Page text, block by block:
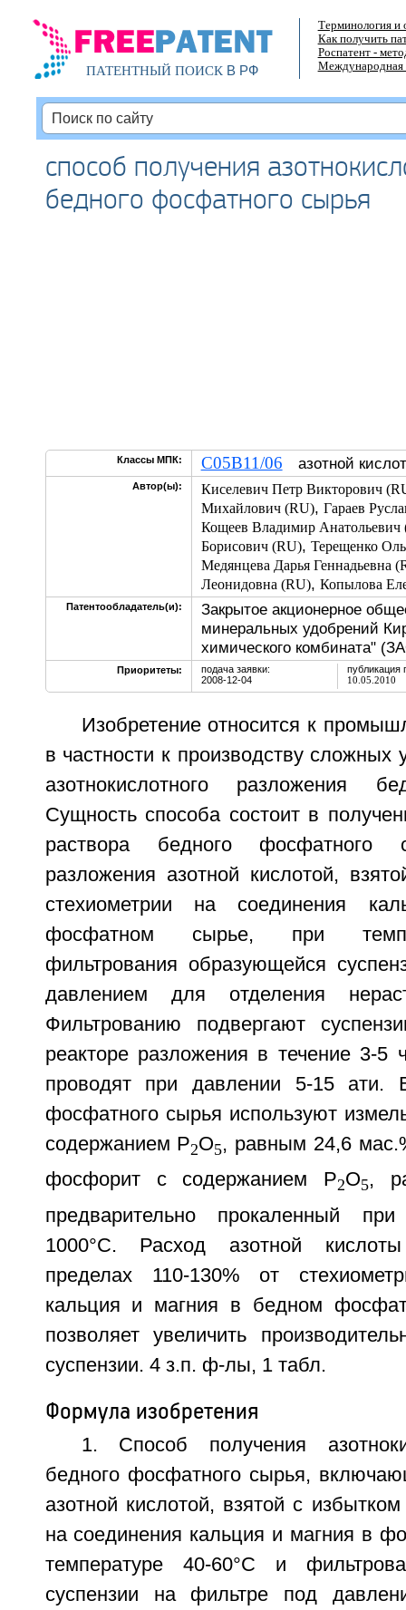
ПАТЕНТНЫЙ ПОИСКВ РФ
Терминология и
Как получить
Роспатент -
Международная
способ получения
бедного фосфатного сырья
Классы МПК: C05B11/06 азотной
Автор(ы):
Киселевич Петр Викторович
Михайлович (RU), Гараев
Кощеев Владимир Анатольевич
Борисович (RU), Терещенко
Медянцева Дарья Геннадьевна
Леонидовна (RU), Копылова
Патентообладатель(и):
Закрытое акционерное
минеральных удобрений
химического комбината"
Приоритеты:
подача заявки:
2008-12-04
публикация
10.05.2010
Изобретение относится к
в частности к производству сложных
азотнокислотного разложения
Сущность способа состоит в
раствора бедного
разложения азотной кислотой,
стехиометрии на соединения
фосфатном сырье, при
фильтрования образующейся
давлением для отделения
Фильтрованию подвергают
реакторе разложения в течение 3-5
проводят при давлении 5-15 ати.
фосфатного сырья используют
содержанием P2O5, равным 24,6
фосфорит с содержанием P2O5,
предварительно прокаленный
1000°С. Расход азотной
пределах 110-130% от
кальция и магния в бедном
позволяет увеличить
суспензии. 4 з.п. ф-лы, 1 табл.
Формула изобретения
1. Способ получения
бедного фосфатного сырья,
азотной кислотой, взятой с
на соединения кальция и магния в
температуре 40-60°С и
суспензии на фильтре под